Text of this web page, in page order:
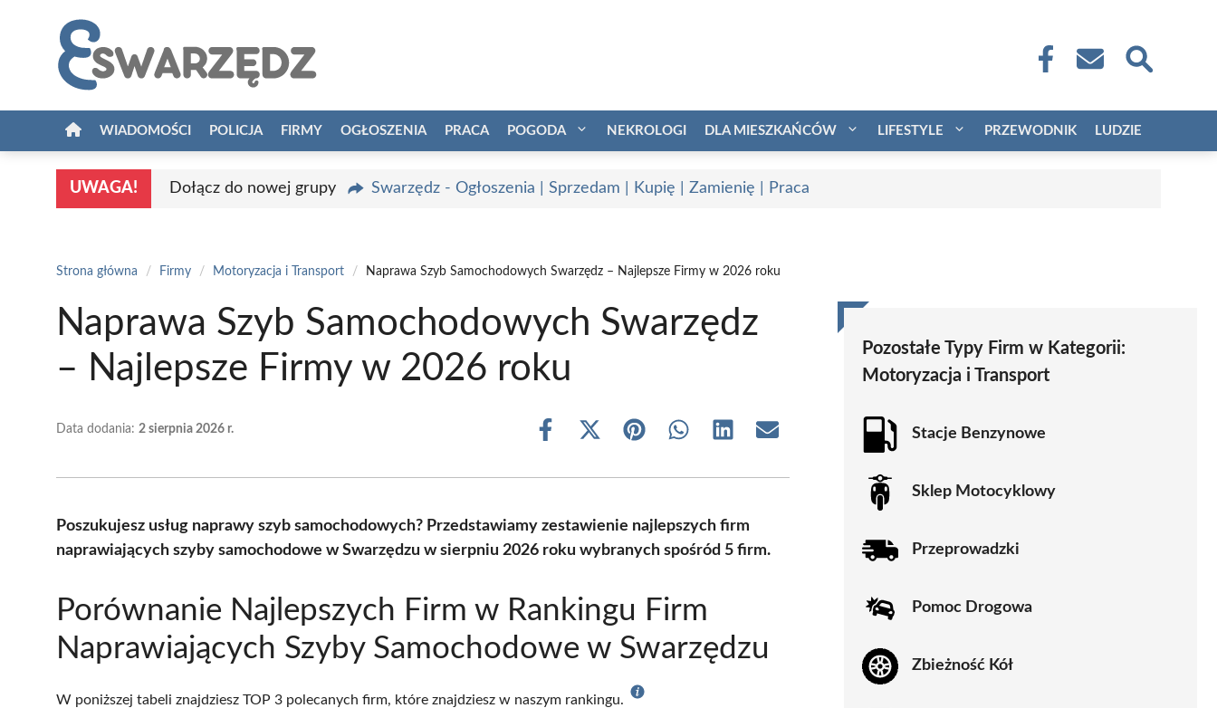
WIADOMOŚCI POLICJA FIRMY OGŁOSZENIA PRACA POGODA NEKROLOGI DLA MIESZKAŃCÓW LIFESTYLE PRZEWODNIK LUDZIE
UWAGA! Dołącz do nowej grupy Swarzędz - Ogłoszenia | Sprzedam | Kupię | Zamienię | Praca
Strona główna / Firmy / Motoryzacja i Transport / Naprawa Szyb Samochodowych Swarzędz – Najlepsze Firmy w 2026 roku
Naprawa Szyb Samochodowych Swarzędz
– Najlepsze Firmy w 2026 roku
Data dodania: 2 sierpnia 2026 r.
Share
Share
(Twitter)
Share Share Share Share
Poszukujesz usług naprawy szyb samochodowych? Przedstawiamy zestawienie najlepszych firm
naprawiających szyby samochodowe w Swarzędzu w sierpniu 2026 roku wybranych spośród 5 firm.
Porównanie Najlepszych Firm w Rankingu Firm
Naprawiających Szyby Samochodowe w Swarzędzu
W poniższej tabeli znajdziesz TOP 3 polecanych firm, które znajdziesz w naszym rankingu.
Pozostałe Typy Firm w Kategorii:
Motoryzacja i Transport
Stacje Benzynowe
Sklep Motocyklowy
Przeprowadzki
Pomoc Drogowa
Zbieżność Kół